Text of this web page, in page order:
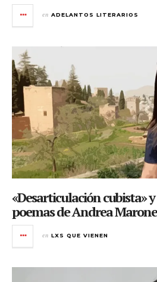
en ADELANTOS LITERARIOS
«Desarticulación cubista» y
poemas de Andrea Marone
en LXS QUE VIENEN